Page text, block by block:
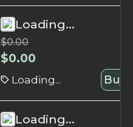
Loading...
$0.00
$0.00
Loading... Buy
Loading...